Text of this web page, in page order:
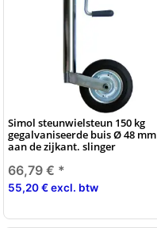
Simol steunwielsteun 150 kg
gegalvaniseerde buis Ø 48 mm
aan de zijkant. slinger
66,79 € *
55,20 € excl. btw